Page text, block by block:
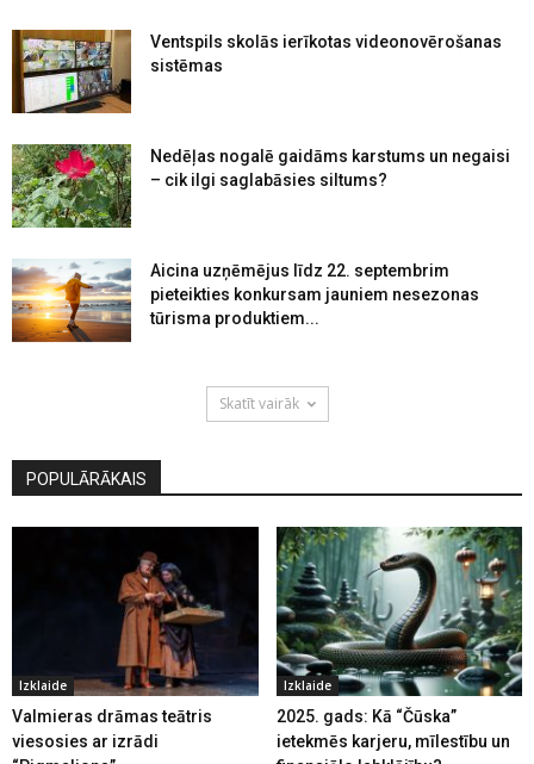
Ventspils skolās ierīkotas videonovērošanas
sistēmas
Nedēļas nogalē gaidāms karstums un negaisi
– cik ilgi saglabāsies siltums?
Aicina uzņēmējus līdz 22. septembrim
pieteikties konkursam jauniem nesezonas
tūrisma produktiem...
Skatīt vairāk
POPULĀRĀKAIS
Izklaide
Valmieras drāmas teātris
viesosies ar izrādi
Izklaide
2025. gads: Kā “Čūska”
ietekmēs karjeru, mīlestību un